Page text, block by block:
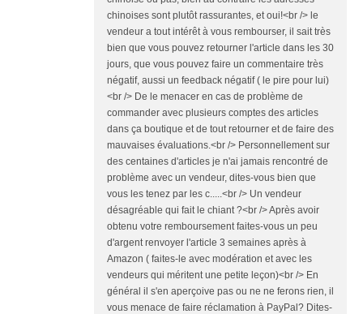
chinoises sont plutôt rassurantes, et oui!<br /> le
vendeur a tout intérêt à vous rembourser, il sait très
bien que vous pouvez retourner l'article dans les 30
jours, que vous pouvez faire un commentaire très
négatif, aussi un feedback négatif ( le pire pour lui)
<br /> De le menacer en cas de problème de
commander avec plusieurs comptes des articles
dans ça boutique et de tout retourner et de faire des
mauvaises évaluations.<br /> Personnellement sur
des centaines d'articles je n'ai jamais rencontré de
problème avec un vendeur, dites-vous bien que
vous les tenez par les c.....<br /> Un vendeur
désagréable qui fait le chiant ?<br /> Après avoir
obtenu votre remboursement faites-vous un peu
d'argent renvoyer l'article 3 semaines après à
Amazon ( faites-le avec modération et avec les
vendeurs qui méritent une petite leçon)<br /> En
général il s'en aperçoive pas ou ne ne ferons rien, il
vous menace de faire réclamation à PayPal? Dites-